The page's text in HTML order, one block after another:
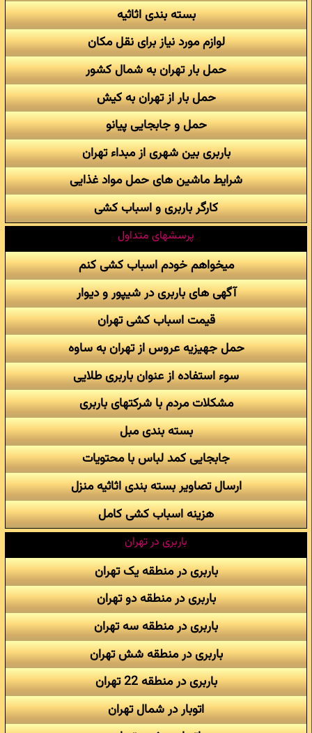
بسته بندی اثاثیه
لوازم مورد نیاز برای نقل مکان
حمل بار تهران به شمال کشور
حمل بار از تهران به کیش
حمل و جابجایی پیانو
باربری بین شهری از مبداء تهران
شرایط ماشین های حمل مواد غذایی
کارگر باربری و اسباب کشی
پرسشهای متداول
میخواهم خودم اسباب کشی کنم
آگهی های باربری در شیپور و دیوار
قیمت اسباب کشی تهران
حمل جهیزیه عروس از تهران به ساوه
سوء استفاده از عنوان باربری طلایی
مشکلات مردم با شرکتهای باربری
بسته بندی مبل
جابجایی کمد لباس با محتویات
ارسال تصاویر بسته بندی اثاثیه منزل
هزینه اسباب کشی کامل
باربری در تهران
باربری در منطقه یک تهران
باربری در منطقه دو تهران
باربری در منطقه سه تهران
باربری در منطقه شش تهران
باربری در منطقه 22 تهران
اتوبار در شمال تهران